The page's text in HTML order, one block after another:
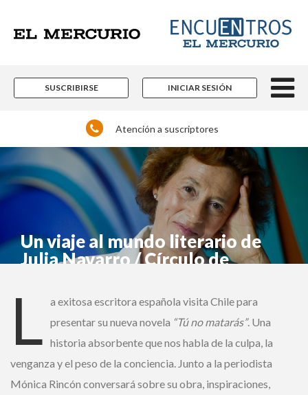
SUSCRIBIRSE INICIAR SESIÓN
Atención a suscriptores
Un viaje al mundo literario de
Julia Navarro / Círculo de
L
a exitosa escritora española visita Chile para
presentar su nueva novela “Tú no matarás”. Una
historia absorbente que nos habla de la culpa, la
venganza y el peso de la conciencia. Junto a la periodista
Mónica Rincón conversará sobre su obra, inspiraciones,
Suscríbase y continúe
×
hacer nacional e internacional que están
marcando pauta en las más diversas áreas
del conocimiento.
Contenidos editoriales, periodísticos y
culturales en múltiples disciplinas.
Si ya es suscriptor de Encuentros El Mercurio:
Ingrese acá
¿Olvidó su contraseña?